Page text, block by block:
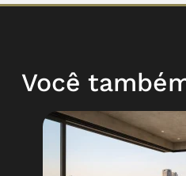
Você